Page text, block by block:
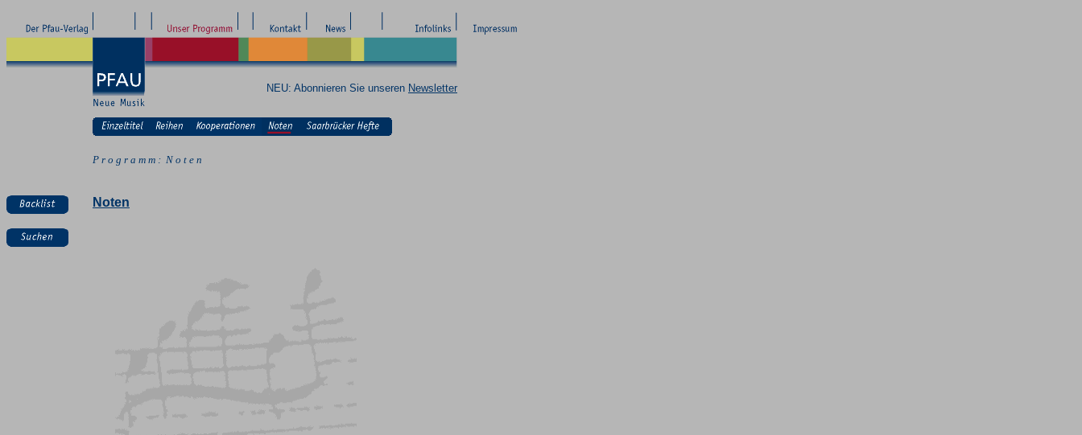
NEU: Abonnieren Sie unseren Newsletter
P r o g r a m m : N o t e n
Noten